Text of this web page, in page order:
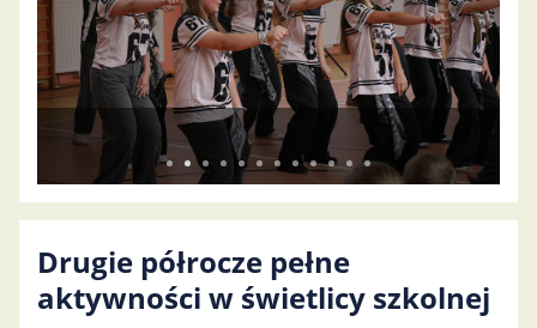
Drugie półrocze pełne
aktywności w świetlicy szkolnej